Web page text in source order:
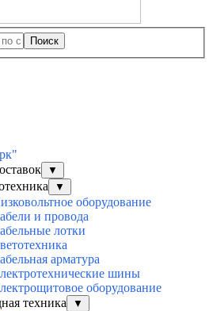
Поиск
▼
▼
оборудование
и провода
лотки
арматура
шины
оборудование
техника
▼